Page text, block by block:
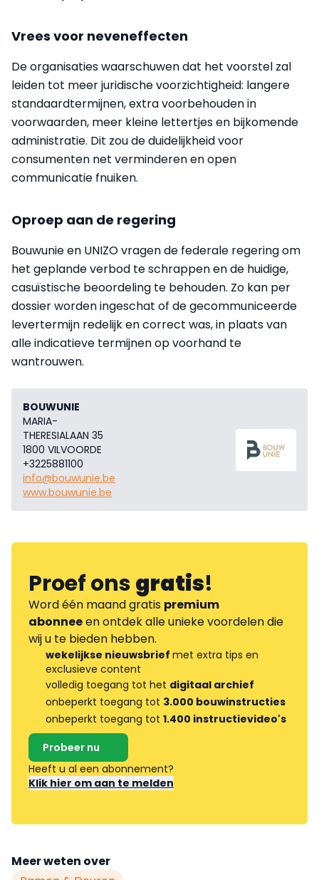
Vrees voor neveneffecten
De organisaties waarschuwen dat het voorstel zal
leiden tot meer juridische voorzichtigheid: langere
standaardtermijnen, extra voorbehouden in
voorwaarden, meer kleine lettertjes en bijkomende
administratie. Dit zou de duidelijkheid voor
consumenten net verminderen en open
communicatie fnuiken.
Oproep aan de regering
Bouwunie en UNIZO vragen de federale regering om
het geplande verbod te schrappen en de huidige,
casuïstische beoordeling te behouden. Zo kan per
dossier worden ingeschat of de gecommuniceerde
levertermijn redelijk en correct was, in plaats van
alle indicatieve termijnen op voorhand te
wantrouwen.
BOUWUNIE
MARIA-
THERESIALAAN 35
1800 VILVOORDE
+3225881100
info@bouwunie.be
www.bouwunie.be
Proef onsgratis!
Word één maand gratis premium
abonneeen ontdek alle unieke voordelen die
wij u te bieden hebben.
wekelijkse nieuwsbrief met extra tips en
exclusieve content
volledig toegang tot het digitaal archief
onbeperkt toegang tot 3.000 bouwinstructies
onbeperkt toegang tot 1.400 instructievideo's
Probeer nu
Heeft u al een abonnement?
Klik hier om aan te melden
Meer weten over